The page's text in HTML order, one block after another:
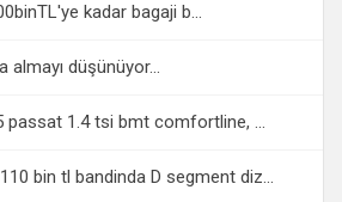
kadar bagaji b...
almayı düşünüyor...
passat 1.4 tsi bmt comfortline, ...
bin tl bandinda D segment diz...